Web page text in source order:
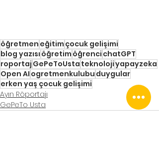
öğretmen eğitim çocuk gelişimi
blog yazısı öğretim öğrenci chatGPT
roportaj GePeToUsta teknolojiyapayzeka
Open AI ogretmenkulubu duygular
erken yaş çocuk gelişimi
Ayın Röportajı
GePeTo Usta